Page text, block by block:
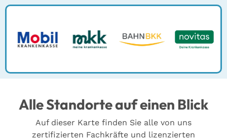
Alle Standorte auf einen Blick
Auf dieser Karte finden Sie alle von uns
zertifizierten Fachkräfte und lizenzierten